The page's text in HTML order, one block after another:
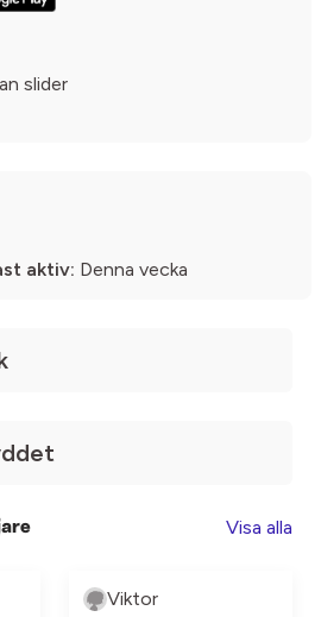
slider
aktiv: Denna vecka
Visa alla
Viktor